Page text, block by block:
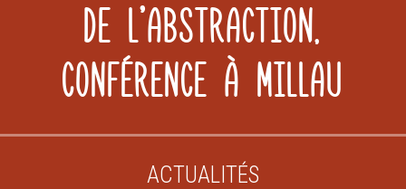
de l'abstraction,
conférence à Millau
ACTUALITÉS